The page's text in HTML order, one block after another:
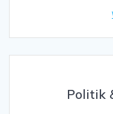
Politik